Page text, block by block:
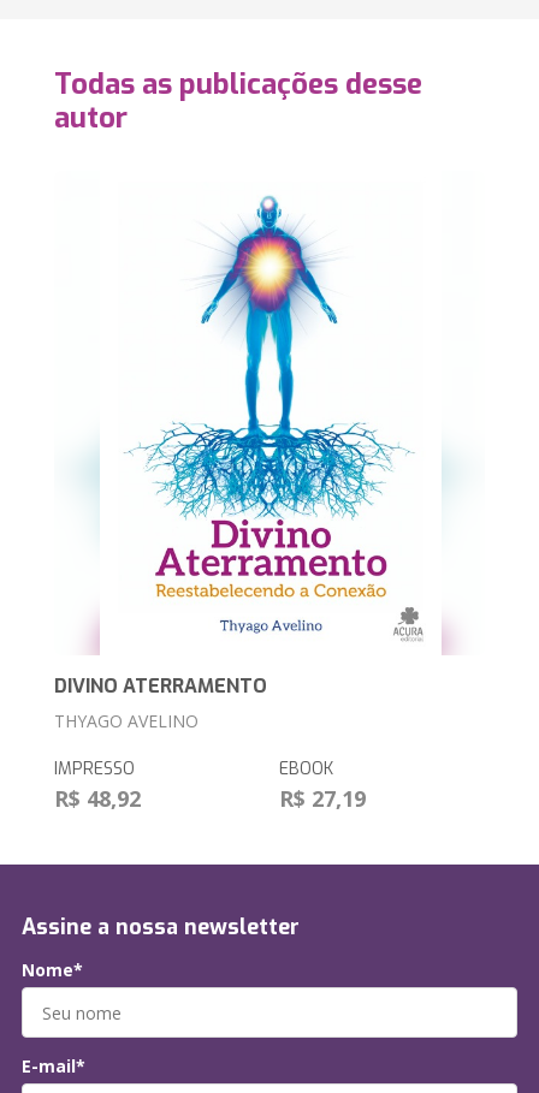
Todas as publicações desse
autor
DIVINO ATERRAMENTO
THYAGO AVELINO
IMPRESSO
R$ 48,92
EBOOK
R$ 27,19
Assine a nossa newsletter
Nome*
E-mail*